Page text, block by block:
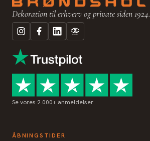
Dekoration til erhverv og private siden 1924.
Se vores 2.000+ anmeldelser
ÅBNINGSTIDER